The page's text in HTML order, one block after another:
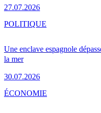
27.07.2026
Une enclave espagnole
la mer
30.07.2026
POLITIQUE
ÉCONOMIE